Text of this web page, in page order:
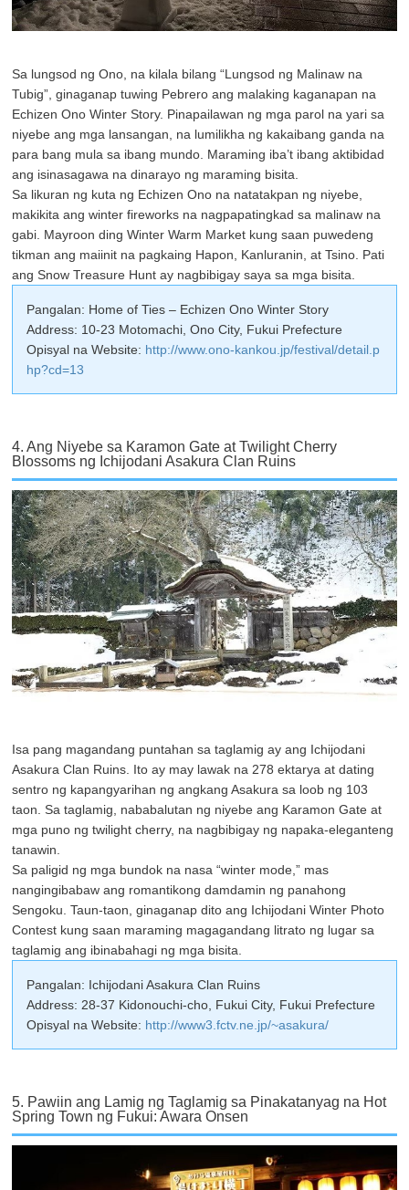
Sa lungsod ng Ono, na kilala bilang “Lungsod ng Malinaw na
Tubig”, ginaganap tuwing Pebrero ang malaking kaganapan na
Echizen Ono Winter Story. Pinapailawan ng mga parol na yari sa
niyebe ang mga lansangan, na lumilikha ng kakaibang ganda na
para bang mula sa ibang mundo. Maraming iba’t ibang aktibidad
ang isinasagawa na dinarayo ng maraming bisita.
Sa likuran ng kuta ng Echizen Ono na natatakpan ng niyebe,
makikita ang winter fireworks na nagpapatingkad sa malinaw na
gabi. Mayroon ding Winter Warm Market kung saan puwedeng
tikman ang maiinit na pagkaing Hapon, Kanluranin, at Tsino. Pati
ang Snow Treasure Hunt ay nagbibigay saya sa mga bisita.
Pangalan: Home of Ties – Echizen Ono Winter Story
Address: 10-23 Motomachi, Ono City, Fukui Prefecture
Opisyal na Website: http://www.ono-kankou.jp/festival/detail.p
hp?cd=13
4. Ang Niyebe sa Karamon Gate at Twilight Cherry
Blossoms ng Ichijodani Asakura Clan Ruins
Isa pang magandang puntahan sa taglamig ay ang Ichijodani
Asakura Clan Ruins. Ito ay may lawak na 278 ektarya at dating
sentro ng kapangyarihan ng angkang Asakura sa loob ng 103
taon. Sa taglamig, nababalutan ng niyebe ang Karamon Gate at
mga puno ng twilight cherry, na nagbibigay ng napaka-eleganteng
tanawin.
Sa paligid ng mga bundok na nasa “winter mode,” mas
nangingibabaw ang romantikong damdamin ng panahong
Sengoku. Taun-taon, ginaganap dito ang Ichijodani Winter Photo
Contest kung saan maraming magagandang litrato ng lugar sa
taglamig ang ibinabahagi ng mga bisita.
Pangalan: Ichijodani Asakura Clan Ruins
Address: 28-37 Kidonouchi-cho, Fukui City, Fukui Prefecture
Opisyal na Website: http://www3.fctv.ne.jp/~asakura/
5. Pawiin ang Lamig ng Taglamig sa Pinakatanyag na Hot
Spring Town ng Fukui: Awara Onsen